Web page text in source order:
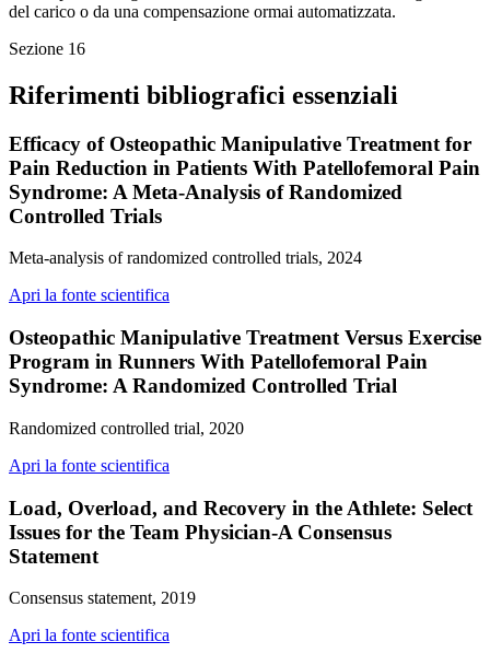
del carico o da una compensazione ormai automatizzata.
Sezione 16
Riferimenti bibliografici essenziali
Efficacy of Osteopathic Manipulative Treatment for
Pain Reduction in Patients With Patellofemoral Pain
Syndrome: A Meta-Analysis of Randomized
Controlled Trials
Meta-analysis of randomized controlled trials, 2024
Apri la fonte scientifica
Osteopathic Manipulative Treatment Versus Exercise
Program in Runners With Patellofemoral Pain
Syndrome: A Randomized Controlled Trial
Randomized controlled trial, 2020
Apri la fonte scientifica
Load, Overload, and Recovery in the Athlete: Select
Issues for the Team Physician-A Consensus
Statement
Consensus statement, 2019
Apri la fonte scientifica